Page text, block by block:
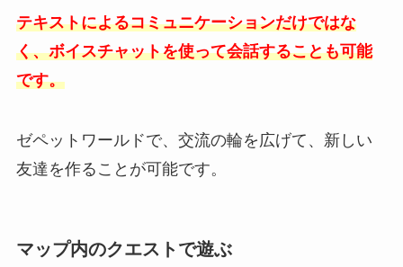
テキストによるコミュニケーションだけではな
く、ボイスチャットを使って会話することも可能
です。
ゼペットワールドで、交流の輪を広げて、新しい
友達を作ることが可能です。
マップ内のクエストで遊ぶ